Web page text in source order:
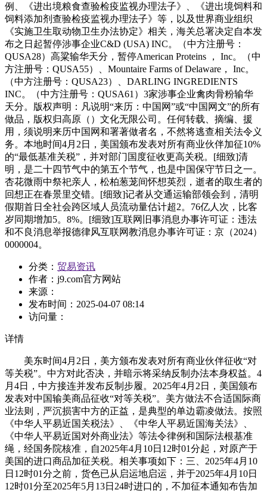
例、《进出境粮食查验检疫监视办理法子》、《进出境饲料和
饲料添加剂查验检疫监视办理法子》等，以及世界商业组织
《实施卫生取动物卫生办法协定》相关，海关总署决定自本发
布之日起暂停涉事企业C&D (USA) INC。（中方注册号：
QUSA28）高粱输华天分，暂停American Proteins ， Inc。（中
方注册号：QUSA55）、Mountaire Farms of Delaware， Inc。
（中方注册号：QUSA23）、DARLING INGREDIENTS
INC。（中方注册号：QUSA61）3家涉事企业禽肉骨粉输华
天分。版权声明：凡说明“来历：中国网”或“中国网文”的所有
做品，版权归高原（）文化无限公司。任何转载、摘编、援
用，须说明来历中国网和署著做者名，不然将逃查相关法令义
务。本地时间4月2日，美国颁布发表对所有商业伙伴加征10%
的“最低基准关税”，并对部门国度征收更高关税。[细致]清
明，是二十四节气中的第五个节气，也是中国保守节日之一。
杏花微雨中祭祀亲人，松柏葱茏间怀想英烈，逝者的取生者的
回想正在春景里交错。[细致]记者从交通运输部领会到，清明
假期首日全社会跨区域人员流动量估计超2。76亿人次，比客
岁同期增加5。8%。[细致]互联网旧事消息办事许可证：违法
和不良消息举报德律风互联网教消息办事许可证：京（2024）
0000004。
分类： 贸易资讯
作者： j9.com官方网站
来源：
发布时间： 2025-04-07 08:14
访问量：
详情
美东时间4月2日，美方颁布发表对所有商业伙伴征收“对
等关税”。中方对此否决，并暗示将采纳反制办法本身权益。4
月4日，中方接连并发布反制步履。2025年4月2日，美国颁布
发表对中国输美商品征收“对等关税”。美方做法不合适国际商
业法则，严沉损害中方的正益，是典型的单边霸凌做法。按照
《中华人平易近国关税法》、《中华人平易近国海关法》、
《中华人平易近国对外商业法》等法令律例和国际法根基准
绳，经国务院核准，自2025年4月10日12时01分起，对原产于
美国的进口商品加征关税。相关事项如下：三、2025年4月10
日12时01分之前，货色已从启运地启运，并于2025年4月10日
12时01分至2025年5月13日24时进口的，不加征本通知布告加